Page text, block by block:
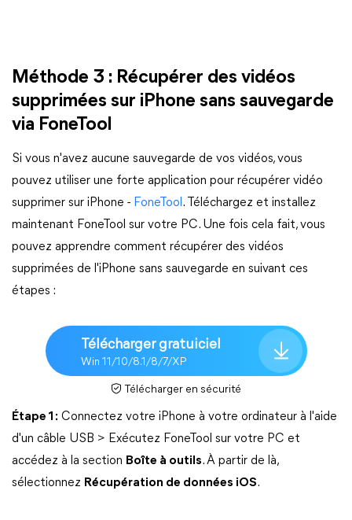
Méthode 3 : Récupérer des vidéos
supprimées sur iPhone sans sauvegarde
via FoneTool
Si vous n'avez aucune sauvegarde de vos vidéos, vous
pouvez utiliser une forte application pour récupérer vidéo
supprimer sur iPhone - FoneTool . Téléchargez et installez
maintenant FoneTool sur votre PC. Une fois cela fait, vous
pouvez apprendre comment récupérer des vidéos
supprimées de l'iPhone sans sauvegarde en suivant ces
étapes :
Télécharger gratuiciel
Win 11/10/8.1/8/7/XP
Télécharger en sécurité
Étape 1 : Connectez votre iPhone à votre ordinateur à l'aide
d'un câble USB > Exécutez FoneTool sur votre PC et
accédez à la section Boîte à outils. À partir de là,
sélectionnez Récupération de données iOS.